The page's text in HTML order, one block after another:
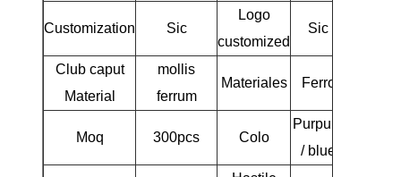
Customization Sic
Logo
customized
Sic
Club caput
Material
mollis
ferrum
Materiales Ferro
Moq 300pcs Colo
Purpura
/ blue